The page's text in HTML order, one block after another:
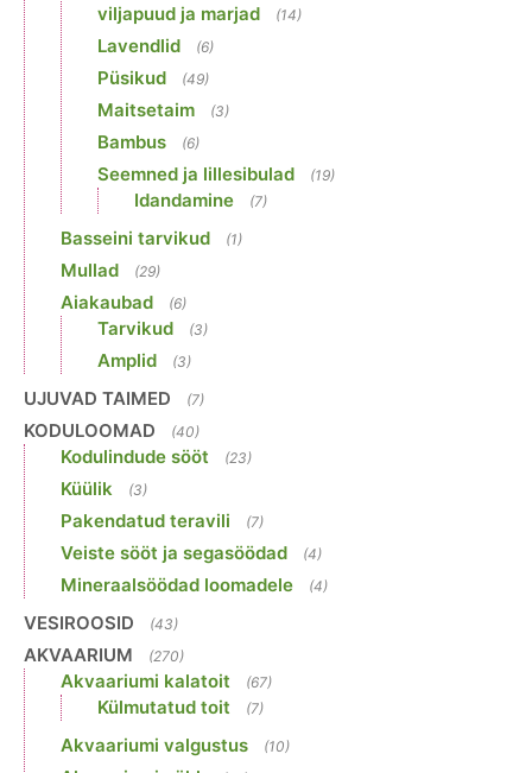
viljapuud ja marjad (14)
Lavendlid (6)
Püsikud (49)
Maitsetaim (3)
Bambus (6)
Seemned ja lillesibulad (19)
Idandamine (7)
Basseini tarvikud (1)
Mullad (29)
Aiakaubad (6)
Tarvikud (3)
Amplid (3)
UJUVAD TAIMED (7)
KODULOOMAD (40)
Kodulindude sööt (23)
Küülik (3)
Pakendatud teravili (7)
Veiste sööt ja segasöödad (4)
Mineraalsöödad loomadele (4)
VESIROOSID (43)
AKVAARIUM (270)
Akvaariumi kalatoit (67)
Külmutatud toit (7)
Akvaariumi valgustus (10)